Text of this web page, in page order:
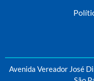
Avenida Vereador José